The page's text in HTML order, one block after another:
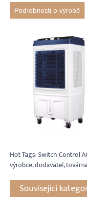
Podrobnosti o výrobě
Hot Tags: Switch Control
výrobce, dodavatel, továrna
Související